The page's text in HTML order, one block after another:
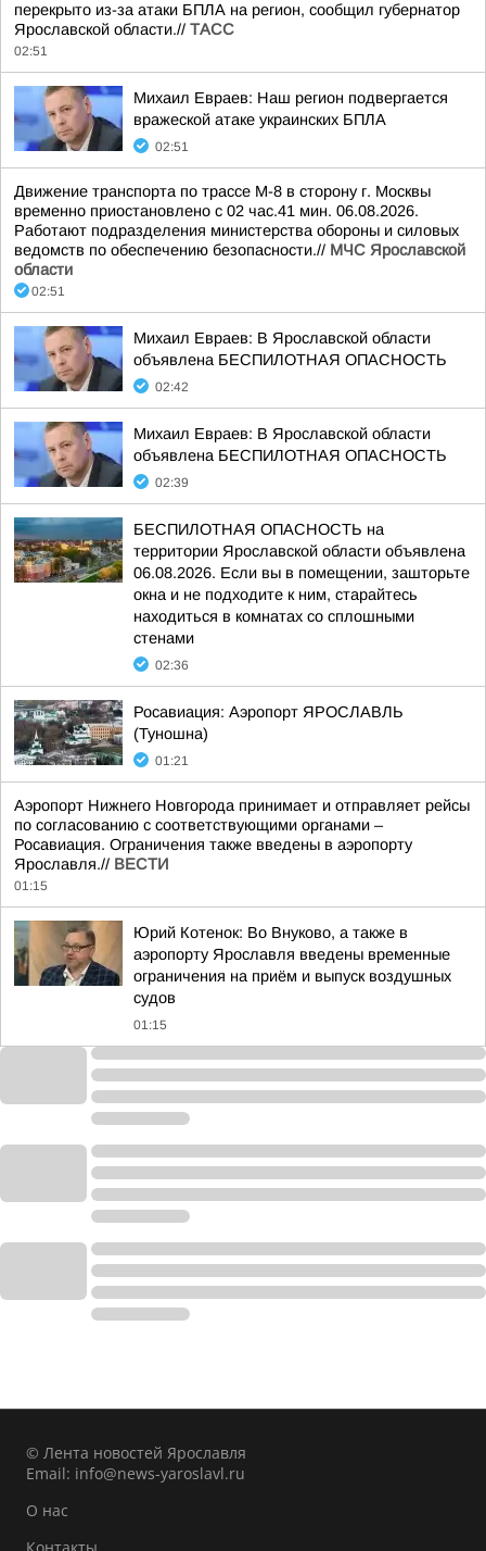
перекрыто из-за атаки БПЛА на регион, сообщил губернатор
Ярославской области.// ТАСС
02:51
Михаил Евраев: Наш регион подвергается
вражеской атаке украинских БПЛА
02:51
Движение транспорта по трассе М-8 в сторону г. Москвы
временно приостановлено с 02 час.41 мин. 06.08.2026.
Работают подразделения министерства обороны и силовых
ведомств по обеспечению безопасности.// МЧС Ярославской
области
02:51
Михаил Евраев: В Ярославской области
объявлена БЕСПИЛОТНАЯ ОПАСНОСТЬ
02:42
Михаил Евраев: В Ярославской области
объявлена БЕСПИЛОТНАЯ ОПАСНОСТЬ
02:39
БЕСПИЛОТНАЯ ОПАСНОСТЬ на
территории Ярославской области объявлена
06.08.2026. Если вы в помещении, зашторьте
окна и не подходите к ним, старайтесь
находиться в комнатах со сплошными
стенами
02:36
Росавиация: Аэропорт ЯРОСЛАВЛЬ
(Туношна)
01:21
Аэропорт Нижнего Новгорода принимает и отправляет рейсы
по согласованию с соответствующими органами –
Росавиация. Ограничения также введены в аэропорту
Ярославля.// ВЕСТИ
01:15
Юрий Котенок: Во Внуково, а также в
аэропорту Ярославля введены временные
ограничения на приём и выпуск воздушных
судов
01:15
© Лента новостей Ярославля
Email: info@news-yaroslavl.ru
О нас